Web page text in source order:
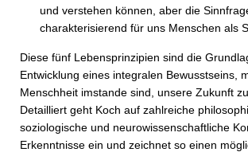
und verstehen können, aber die
charakterisierend für uns Menschen als
Diese fünf Lebensprinzipien sind die
Entwicklung eines integralen Bewusstseins,
Menschheit imstande sind, unsere Zukunft
Detailliert geht Koch auf zahlreiche
soziologische und neurowissenschaftliche
Erkenntnisse ein und zeichnet so einen